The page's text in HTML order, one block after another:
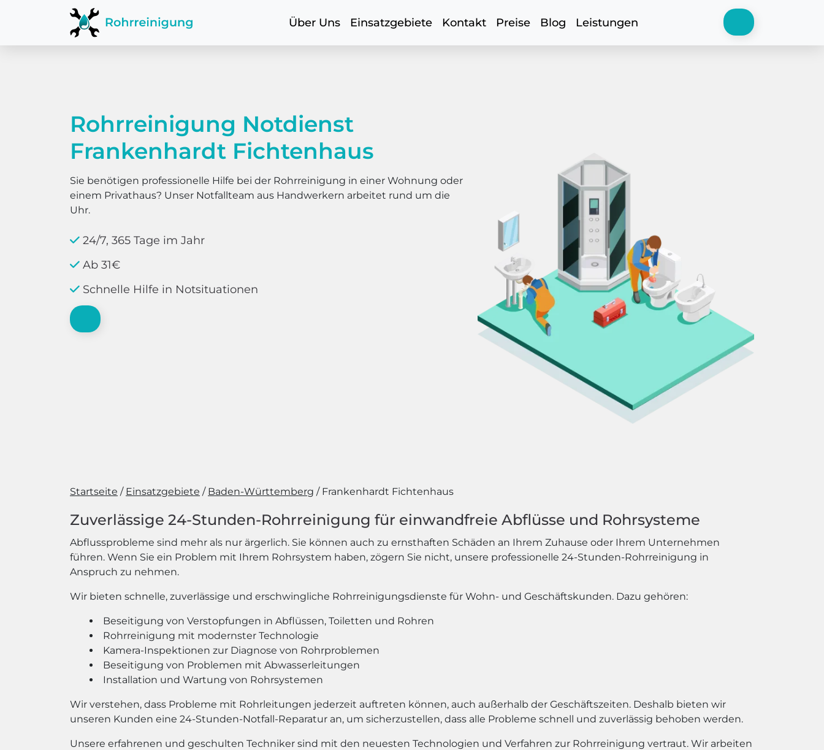
Über Uns Einsatzgebiete Kontakt Preise Blog Leistungen
Rohrreinigung Notdienst
Frankenhardt Fichtenhaus
Sie benötigen professionelle Hilfe bei der Rohrreinigung in einer Wohnung oder
einem Privathaus? Unser Notfallteam aus Handwerkern arbeitet rund um die
Uhr.
24/7, 365 Tage im Jahr
Ab 31€
Schnelle Hilfe in Notsituationen
Startseite Einsatzgebiete Baden-Württemberg Frankenhardt Fichtenhaus
Zuverlässige 24-Stunden-Rohrreinigung für einwandfreie Abflüsse und Rohrsysteme
Abflussprobleme sind mehr als nur ärgerlich. Sie können auch zu ernsthaften Schäden an Ihrem Zuhause oder Ihrem Unternehmen
führen. Wenn Sie ein Problem mit Ihrem Rohrsystem haben, zögern Sie nicht, unsere professionelle 24-Stunden-Rohrreinigung in
Anspruch zu nehmen.
Wir bieten schnelle, zuverlässige und erschwingliche Rohrreinigungsdienste für Wohn- und Geschäftskunden. Dazu gehören:
Beseitigung von Verstopfungen in Abflüssen, Toiletten und Rohren
Rohrreinigung mit modernster Technologie
Kamera-Inspektionen zur Diagnose von Rohrproblemen
Beseitigung von Problemen mit Abwasserleitungen
Installation und Wartung von Rohrsystemen
Wir verstehen, dass Probleme mit Rohrleitungen jederzeit auftreten können, auch außerhalb der Geschäftszeiten. Deshalb bieten wir
unseren Kunden eine 24-Stunden-Notfall-Reparatur an, um sicherzustellen, dass alle Probleme schnell und zuverlässig behoben werden.
Unsere erfahrenen und geschulten Techniker sind mit den neuesten Technologien und Verfahren zur Rohrreinigung vertraut. Wir arbeiten